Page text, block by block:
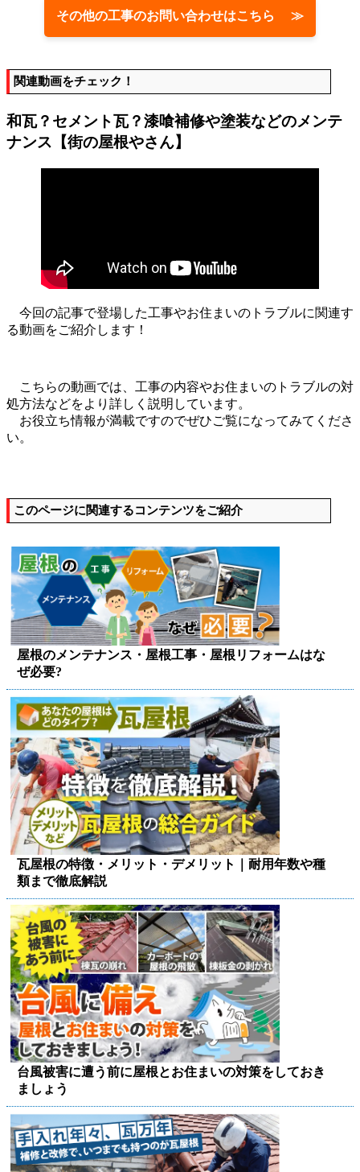
その他の工事のお問い合わせはこちら ≫
関連動画をチェック！
和瓦？セメント瓦？漆喰補修や塗装などのメンテ
ナンス【街の屋根やさん】
今回の記事で登場した工事やお住まいのトラブルに関連す
る動画をご紹介します！
こちらの動画では、工事の内容やお住まいのトラブルの対
処方法などをより詳しく説明しています。
お役立ち情報が満載ですのでぜひご覧になってみてくださ
い。
このページに関連するコンテンツをご紹介
屋根のメンテナンス・屋根工事・屋根リフォームはな
ぜ必要?
瓦屋根の特徴・メリット・デメリット｜耐用年数や種
類まで徹底解説
台風被害に遭う前に屋根とお住まいの対策をしておき
ましょう